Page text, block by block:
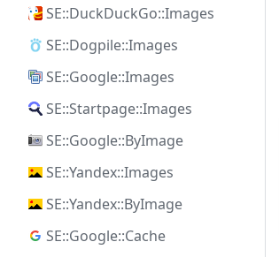
SE::DuckDuckGo::Images
SE::Dogpile::Images
SE::Google::Images
SE::Startpage::Images
SE::Google::ByImage
SE::Yandex::Images
SE::Yandex::ByImage
SE::Google::Cache